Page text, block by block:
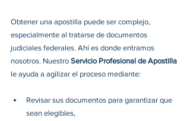
Obtener una apostilla puede ser complejo,
especialmente al tratarse de documentos
judiciales federales. Ahí es donde entramos
nosotros. Nuestro Servicio Profesional de Apostilla
le ayuda a agilizar el proceso mediante:
Revisar sus documentos para garantizar que
sean elegibles,